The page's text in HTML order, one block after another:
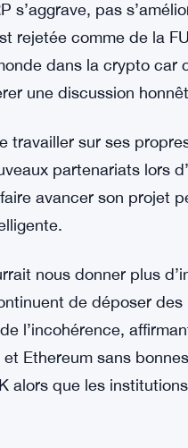
critiques de
comprenait pas ce
plus
un débat productif,
Il a donné une
pas
rejetée comme de la
une discussion
travailler sur ses
partenariats lors
avancer son projet